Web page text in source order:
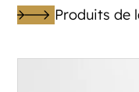
Produits de